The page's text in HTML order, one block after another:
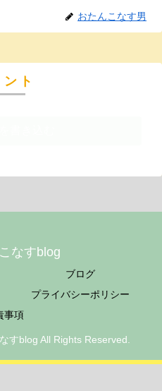
おたんこなす男
ント
なすblog
ブログ
プライバシーポリシー
事項
すblog All Rights Reserved.